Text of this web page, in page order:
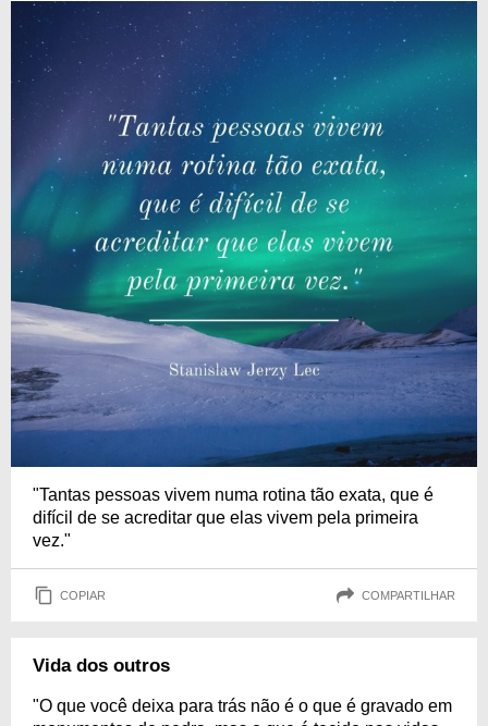
"Tantas pessoas vivem numa rotina tão exata, que é
difícil de se acreditar que elas vivem pela primeira
vez."
COPIAR COMPARTILHAR
Vida dos outros
"O que você deixa para trás não é o que é gravado em